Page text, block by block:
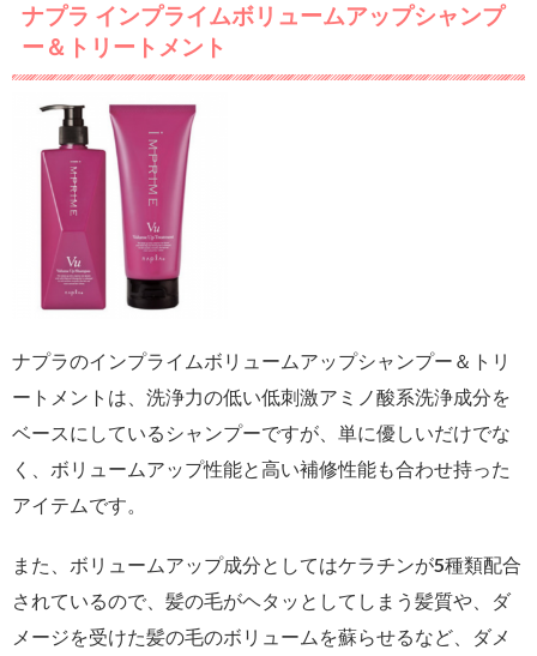
ナプラ インプライムボリュームアップシャンプ
ー＆トリートメント
ナプラのインプライムボリュームアップシャンプー＆トリ
ートメントは、洗浄力の低い低刺激アミノ酸系洗浄成分を
ベースにしているシャンプーですが、単に優しいだけでな
く、ボリュームアップ性能と高い補修性能も合わせ持った
アイテムです。
また、ボリュームアップ成分としてはケラチンが5種類配合
されているので、髪の毛がヘタッとしてしまう髪質や、ダ
メージを受けた髪の毛のボリュームを蘇らせるなど、ダメ